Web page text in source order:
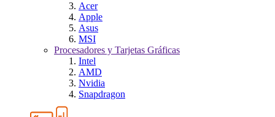
Acer
Apple
Asus
MSI
Procesadores y Tarjetas Gráficas
Intel
AMD
Nvidia
Snapdragon